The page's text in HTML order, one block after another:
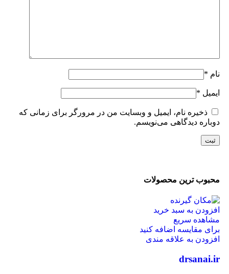
نام *
ایمیل *
ذخیره نام، ایمیل و وبسایت من در مرورگر برای زمانی که
دوباره دیدگاهی می‌نویسم.
محبوب ترین محصولات
افزودن به سبد خرید
مشاهده سریع
برای مقایسه اضافه کنید
افزودن به علاقه مندی
drsanai.ir